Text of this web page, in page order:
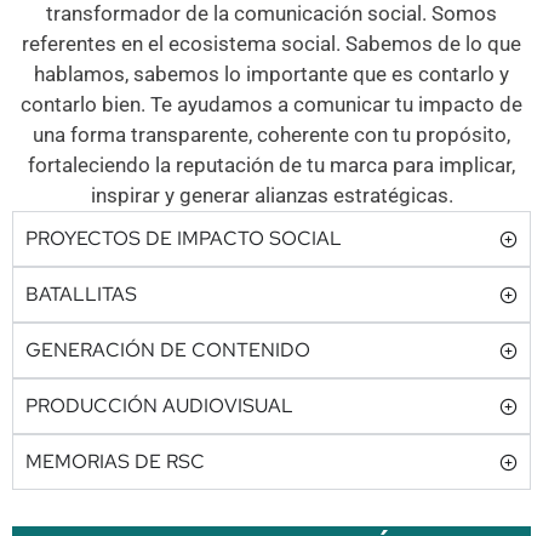
transformador de la comunicación social. Somos
referentes en el ecosistema social. Sabemos de lo que
hablamos, sabemos lo importante que es contarlo y
contarlo bien. Te ayudamos a comunicar tu impacto de
una forma transparente, coherente con tu propósito,
fortaleciendo la reputación de tu marca para implicar,
inspirar y generar alianzas estratégicas.
PROYECTOS DE IMPACTO SOCIAL
BATALLITAS
GENERACIÓN DE CONTENIDO
PRODUCCIÓN AUDIOVISUAL
MEMORIAS DE RSC